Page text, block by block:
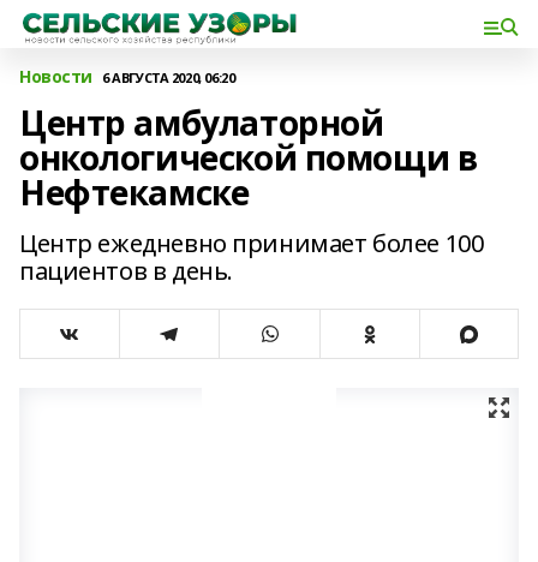
Новости 6 АВГУСТА 2020, 06:20
Центр амбулаторной
онкологической помощи в
Нефтекамске
Центр ежедневно принимает более 100
пациентов в день.